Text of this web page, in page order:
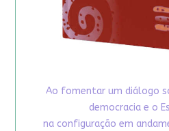
Ao fomentar um diálogo
democracia e o
na configuração em